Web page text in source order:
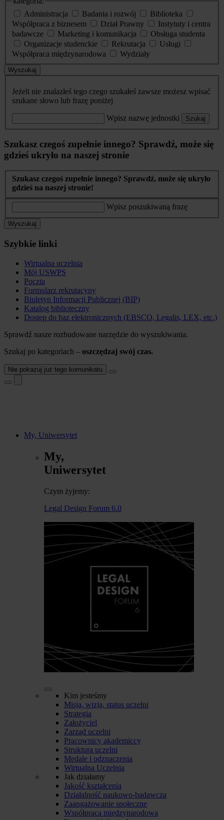
Administracja
Badania i rozwój
Biblioteka
Współpraca z biznesem
Dział Prawny
Instytuty i centra
badawcze
Marketing i komunikacja
Obsługa studenta
Organizacje studenckie
Rekrutacja
Usługi
Współpraca międzynarodowa
Wydziały
Wyszukaj
Jeżeli nie znalazłeś tego czego szukałeś zawsze możesz wpisać
szukane słowo lub frazę poniżej
Wpisz nazwę jednostki Szukaj
Szukasz czegoś zupełnie innego? Sprawdź, może się
gdzieś ukryło na naszej stronie
Szukasz czegoś zupełnie innego? Sprawdź, może się ukryło
gdzieś na naszej stronie!
Wpisz poszukiwaną frazę
Wyszukaj
Szybkie linki
Wirtualna uczelnia
Mój USWPS
Poczta
Formularz rekrutacyny
Biuletyn Informacji Publicznej (BIP)
Katalog biblioteczny
Dostęp do baz elektronicznych (EBSCO, Legalis, LEX, etc.)
Sprawdź nasze rozbudowane narzędzie do wyszukiwania.
Szukaj po kategoriach – oszczędzaj swój czas.
Nie pokazuj już tego komunikatu
My, Uniwersytet
My,
Uniwersytet
Czym żyjemy:
Legal Design Forum 6.0
Kim jesteśmy
Misja, wizja, status uczelni
Strategia
Założyciel
Zarząd uczelni
Pracownicy akademiccy
Struktura uczelni
Medale i odznaczenia
Wirtualna Uczelnia
Jak działamy
Jakość kształcenia
Działalność naukowo-badawcza
Zaangażowanie społeczne
Współpraca międzynarodowa